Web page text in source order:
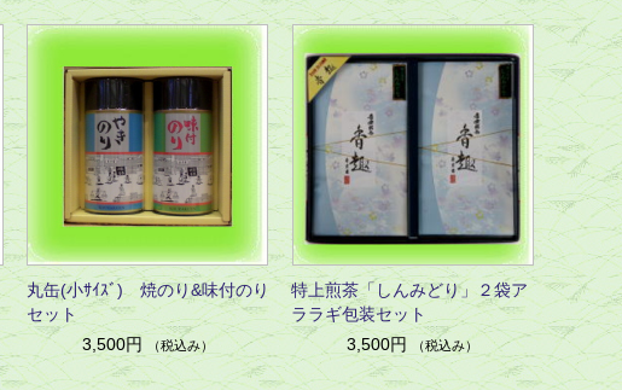
丸缶(小ｻｲｽﾞ) 焼のり&味付のり
セット
3,500円
（税込み）
特上煎茶「しんみどり」２袋ア
ララギ包装セット
3,500円
（税込み）